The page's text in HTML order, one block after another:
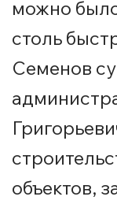
можно
столь
Семенов
объектов,